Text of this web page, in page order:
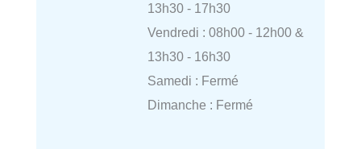
13h30 - 17h30
Vendredi : 08h00 - 12h00 &
13h30 - 16h30
Samedi : Fermé
Dimanche : Fermé